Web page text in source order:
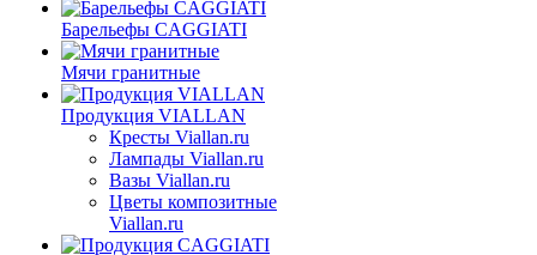
Барельефы CAGGIATI
Мячи гранитные
Продукция VIALLAN
Кресты Viallan.ru
Лампады Viallan.ru
Вазы Viallan.ru
Цветы композитные
Viallan.ru